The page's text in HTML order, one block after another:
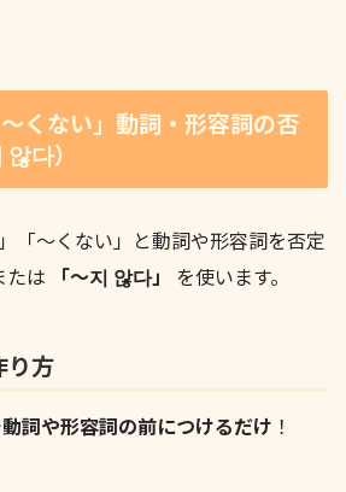
くない」動詞・形容詞の否
다）
「〜くない」と動詞や形容詞を否定
たは 「〜지 않다」 を使います。
り方
動詞や形容詞の前につけるだけ ！